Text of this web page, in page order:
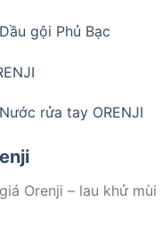
gội Phủ Bạc
rửa tay ORENJI
Orenji – lau khử